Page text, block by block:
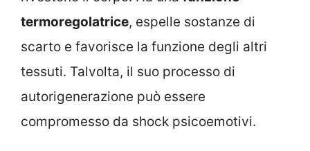
termoregolatrice, espelle sostanze di
scarto e favorisce la funzione degli altri
tessuti. Talvolta, il suo processo di
autorigenerazione può essere
compromesso da shock psicoemotivi.